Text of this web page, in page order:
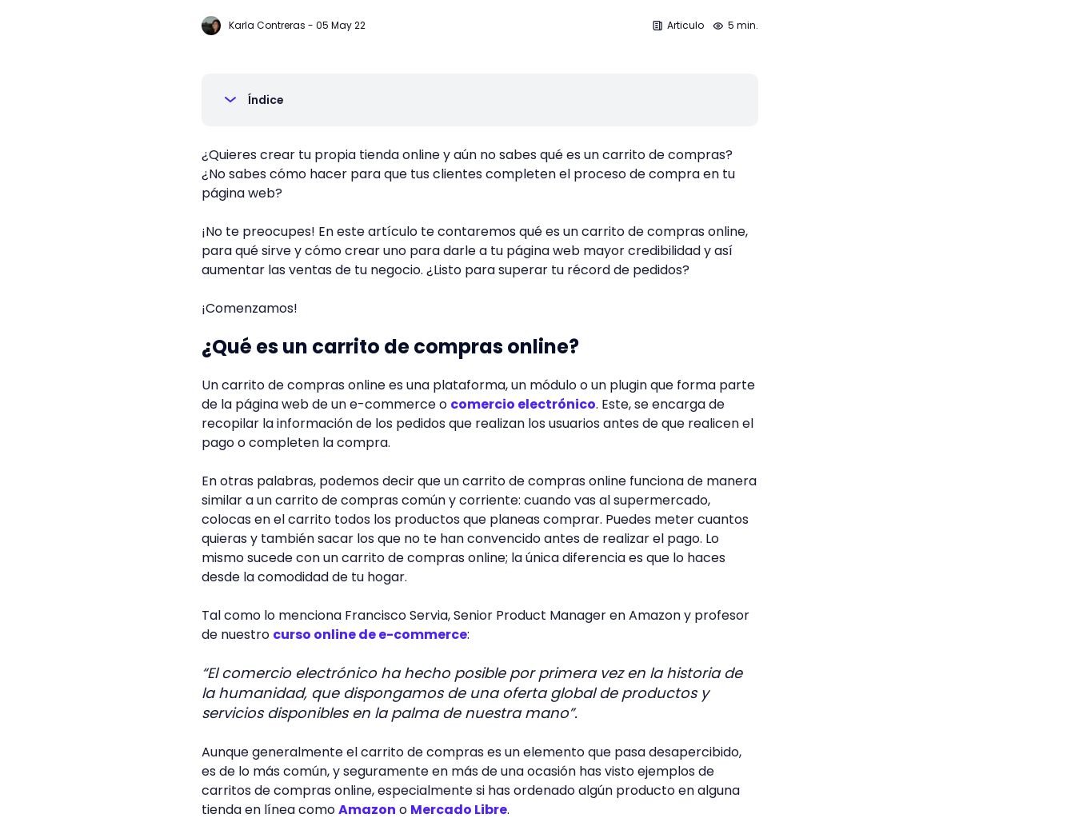
Karla Contreras - 05 May 22 Articulo 5 min.
Índice
¿Quieres crear tu propia tienda online y aún no sabes qué es un carrito de compras?
¿No sabes cómo hacer para que tus clientes completen el proceso de compra en tu
página web?
¡No te preocupes! En este artículo te contaremos qué es un carrito de compras online,
para qué sirve y cómo crear uno para darle a tu página web mayor credibilidad y así
aumentar las ventas de tu negocio. ¿Listo para superar tu récord de pedidos?
¡Comenzamos!
¿Qué es un carrito de compras online?
Un carrito de compras online es una plataforma, un módulo o un plugin que forma parte
de la página web de un e-commerce o comercio electrónico. Este, se encarga de
recopilar la información de los pedidos que realizan los usuarios antes de que realicen el
pago o completen la compra.
En otras palabras, podemos decir que un carrito de compras online funciona de manera
similar a un carrito de compras común y corriente: cuando vas al supermercado,
colocas en el carrito todos los productos que planeas comprar. Puedes meter cuantos
quieras y también sacar los que no te han convencido antes de realizar el pago. Lo
mismo sucede con un carrito de compras online; la única diferencia es que lo haces
desde la comodidad de tu hogar.
Tal como lo menciona Francisco Servia, Senior Product Manager en Amazon y profesor
de nuestro curso online de e-commerce:
“El comercio electrónico ha hecho posible por primera vez en la historia de
la humanidad, que dispongamos de una oferta global de productos y
servicios disponibles en la palma de nuestra mano”.
Aunque generalmente el carrito de compras es un elemento que pasa desapercibido,
es de lo más común, y seguramente en más de una ocasión has visto ejemplos de
carritos de compras online, especialmente si has ordenado algún producto en alguna
tienda en línea comoAmazon o Mercado Libre.